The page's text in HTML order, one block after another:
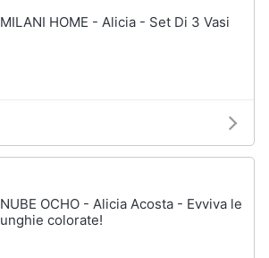
MILANI HOME - Alicia - Set Di 3 Vasi
NUBE OCHO - Alicia Acosta - Evviva le
unghie colorate!